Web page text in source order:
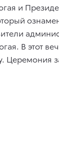
и
В этот